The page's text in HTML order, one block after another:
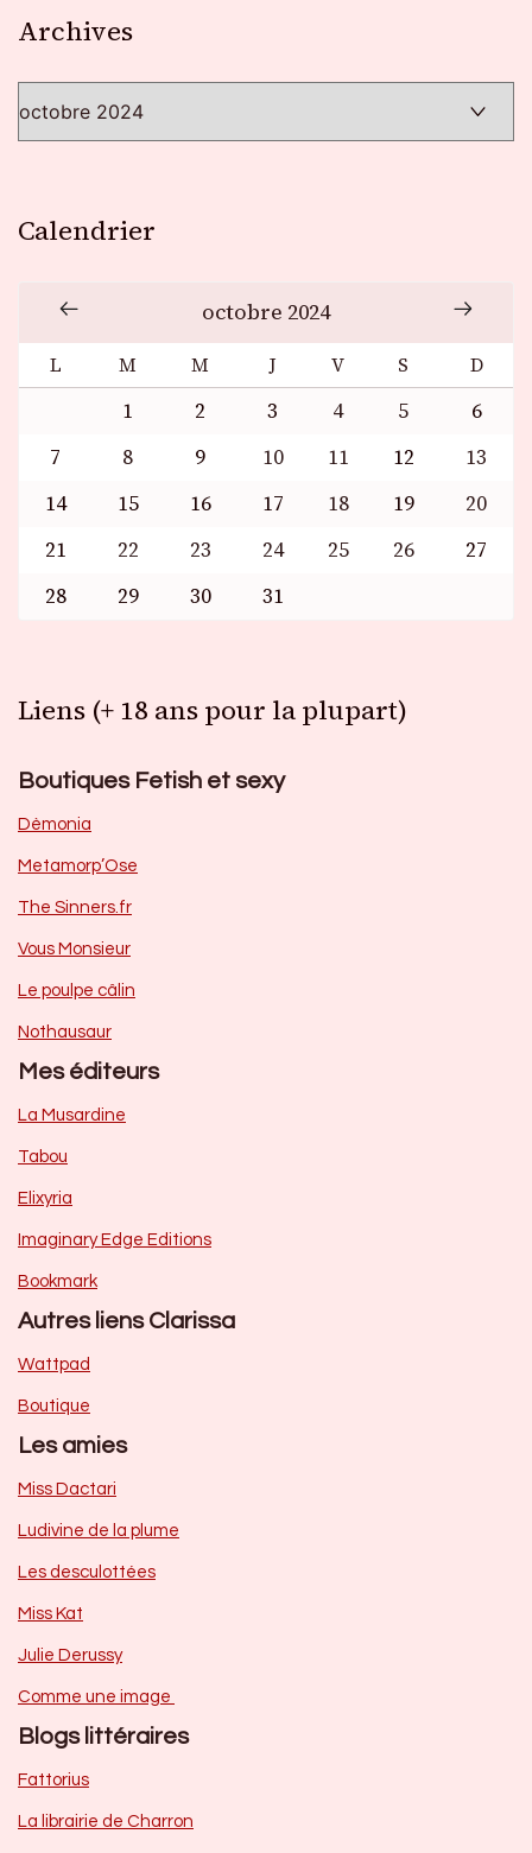
Archives
Calendrier
octobre 2024
L M M J V S D
1 2 3 4 5
6
7
8 9 10 11 12
13
14
15 16 17 18 19
20
21
22 23 24 25 26
27
28
29 30 31
Liens (+ 18 ans pour la plupart)
Boutiques Fetish et sexy
Dèmonia
Metamorp’Ose
The Sinners.fr
Vous Monsieur
Le poulpe câlin
Nothausaur
Mes éditeurs
La Musardine
Tabou
Elixyria
Imaginary Edge Editions
Bookmark
Autres liens Clarissa
Wattpad
Boutique
Les amies
Miss Dactari
Ludivine de la plume
Les desculottées
Miss Kat
Julie Derussy
Comme une image
Blogs littéraires
Fattorius
La librairie de Charron